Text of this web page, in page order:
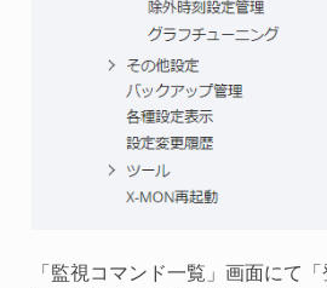
「監視コマンド一覧」画面にて